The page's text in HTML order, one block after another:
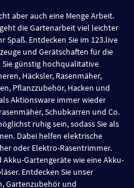
aber auch eine Menge Arbeit.
geht die Gartenarbeit viel leichter
Entdecken Sie im 123.live
und Gerätschaften für die
Sie günstig hochqualitative
Häcksler, Rasenmäher,
Pflanzzubehör, Hacken und
Aktionsware immer wieder
Schubkarren und Co.
ruhig sein, sodass Sie als
Dabei helfen elektrische
oder Elektro-Rasentrimmer.
Gartengeräte wie eine Akku-
Entdecken Sie unser
Gartenzubehör und